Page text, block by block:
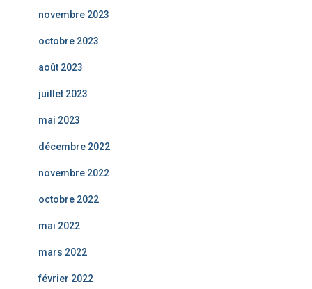
novembre 2023
octobre 2023
août 2023
juillet 2023
mai 2023
décembre 2022
novembre 2022
octobre 2022
mai 2022
mars 2022
février 2022